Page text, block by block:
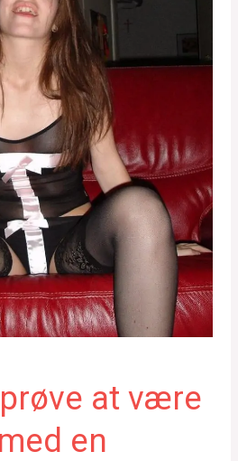
at være
en